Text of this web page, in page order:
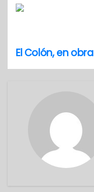
N
El Colón, en obra